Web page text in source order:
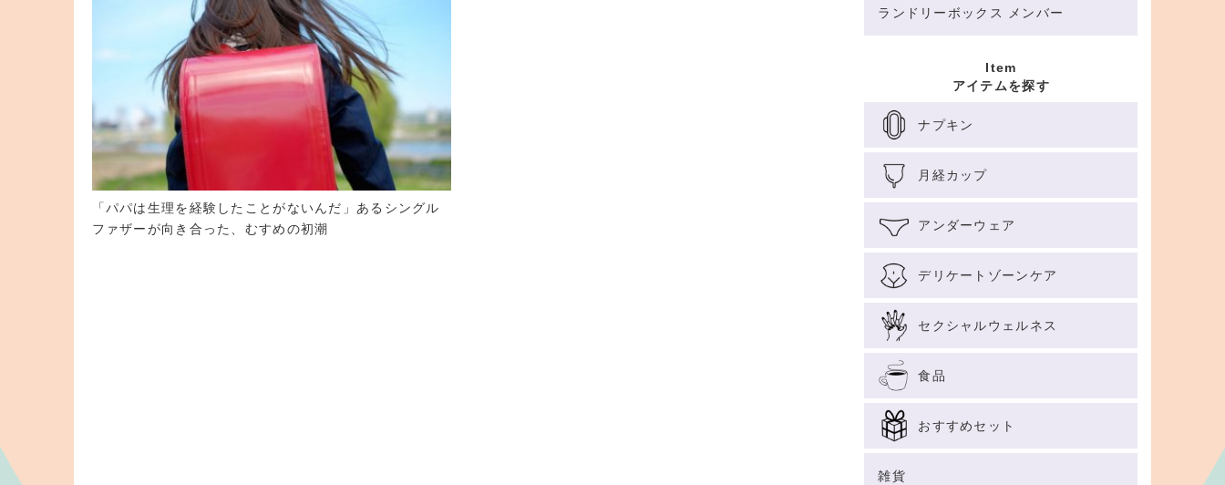
「パパは生理を経験したことがないんだ」あるシングル
ファザーが向き合った、むすめの初潮
ランドリーボックス メンバー
Item
アイテムを探す
ナプキン
月経カップ
アンダーウェア
デリケートゾーンケア
セクシャルウェルネス
食品
おすすめセット
雑貨